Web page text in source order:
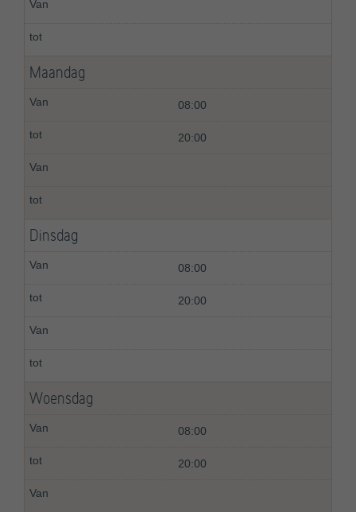
Maandag
08:00
20:00
Dinsdag
08:00
20:00
Woensdag
08:00
20:00